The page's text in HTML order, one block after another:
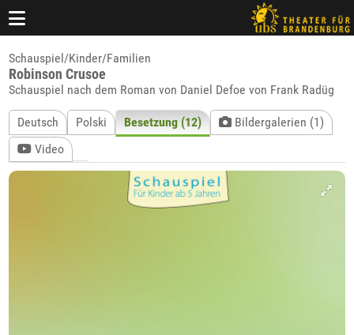
Schauspiel/Kinder/Familien
Robinson Crusoe
Schauspiel nach dem Roman von Daniel Defoe von Frank Radüg
Deutsch Polski Besetzung (12)
Bildergalerien (1)
Video